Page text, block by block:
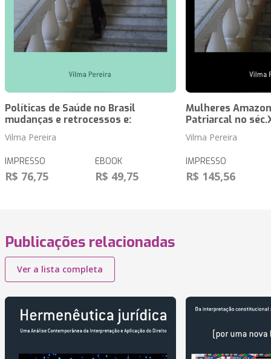
Políticas de Saúde no Brasil
mudanças e retrocessos e:
Vilma Pereira
IMPRESSO
R$ 76,75
EBOOK
R$ 49,75
Mulheres
Patriarcal no
Vilma Pereira
IMPRESSO
R$ 145,56
Publicações relacionadas
Ver a lista completa